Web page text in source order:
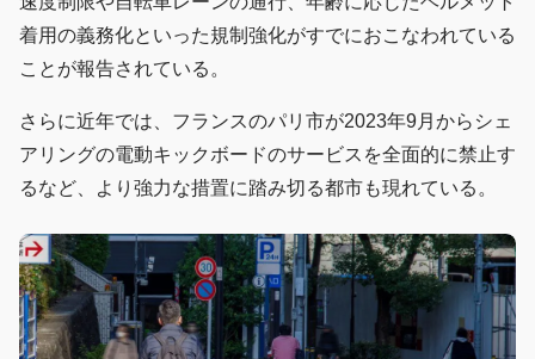
着用の義務化といった規制強化がすでにおこなわれている
ことが報告されている。
さらに近年では、フランスのパリ市が2023年9月からシェ
アリングの電動キックボードのサービスを全面的に禁止す
るなど、より強力な措置に踏み切る都市も現れている。